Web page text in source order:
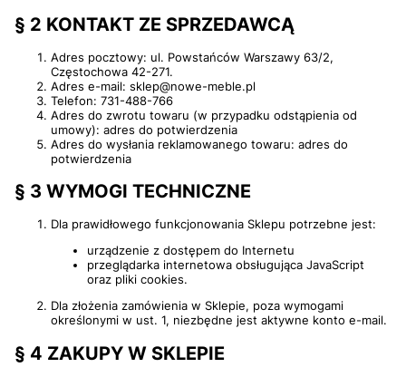
§ 2 KONTAKT ZE SPRZEDAWCĄ
Adres pocztowy: ul. Powstańców Warszawy 63/2,
Częstochowa 42-271.
Adres e-mail: sklep@nowe-meble.pl
Telefon: 731-488-766
Adres do zwrotu towaru (w przypadku odstąpienia od
umowy): adres do potwierdzenia
Adres do wysłania reklamowanego towaru: adres do
potwierdzenia
§ 3 WYMOGI TECHNICZNE
Dla prawidłowego funkcjonowania Sklepu potrzebne jest:
urządzenie z dostępem do Internetu
przeglądarka internetowa obsługująca JavaScript
oraz pliki cookies.
Dla złożenia zamówienia w Sklepie, poza wymogami
określonymi w ust. 1, niezbędne jest aktywne konto e-mail.
§ 4 ZAKUPY W SKLEPIE